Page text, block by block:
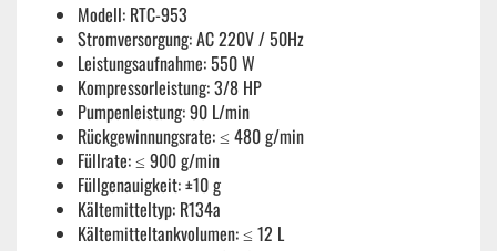
Modell: RTC-953
Stromversorgung: AC 220V / 50Hz
Leistungsaufnahme: 550 W
Kompressorleistung: 3/8 HP
Pumpenleistung: 90 L/min
Rückgewinnungsrate: ≤ 480 g/min
Füllrate: ≤ 900 g/min
Füllgenauigkeit: ±10 g
Kältemitteltyp: R134a
Kältemitteltankvolumen: ≤ 12 L